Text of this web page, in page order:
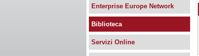
Enterprise Europe Network
Biblioteca
Servizi Online